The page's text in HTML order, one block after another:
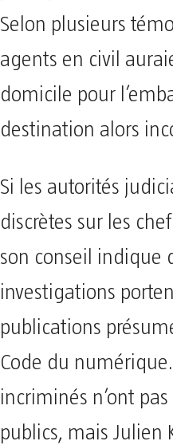
Selon plusieurs
agents en civil
domicile pour
destination alors
Si les autorités
discrètes sur les
son conseil indique
investigations
publications
Code du
incriminés n’ont
publics, mais Julien